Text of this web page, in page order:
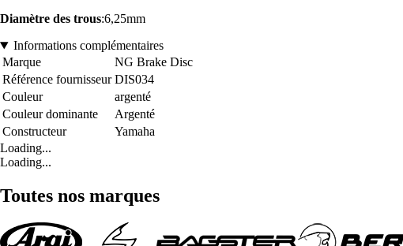
Diamètre des trous:6,25mm
Informations complémentaires
Marque
NG Brake Disc
Référence fournisseur DIS034
Couleur
argenté
Couleur dominante
Argenté
Constructeur
Yamaha
Loading...
Loading...
Toutes nos marques